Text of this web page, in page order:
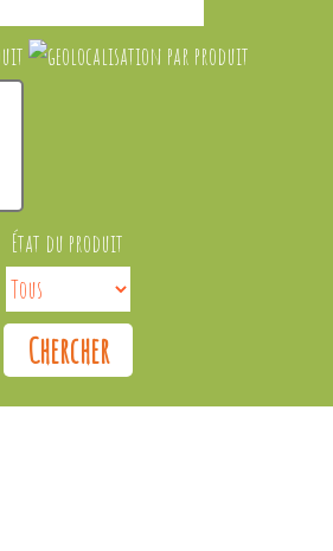
KM 30 KM 50 KM
État du produit